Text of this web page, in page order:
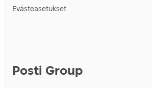
Evästeasetukset
Posti Group